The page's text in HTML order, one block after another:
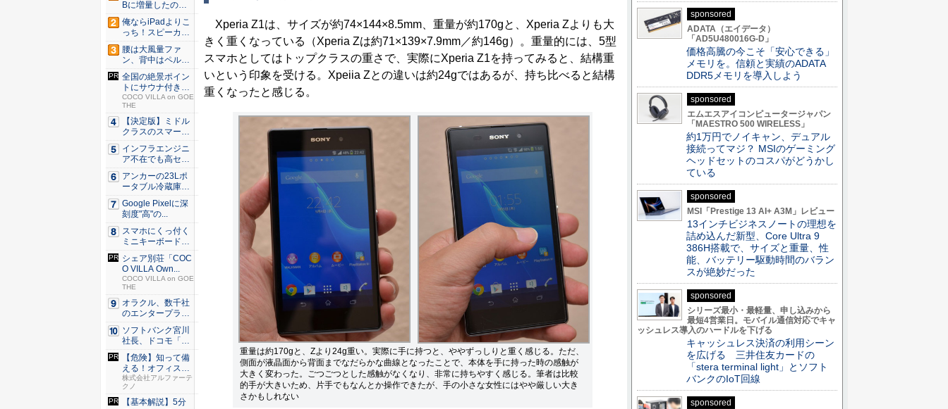
Xperia Z1は、サイズが約74×144×8.5mm、重量が約170gと、Xperia Zよりも大
きく重くなっている（Xperia Zは約71×139×7.9mm／約146g）。重量的には、5型
スマホとしてはトップクラスの重さで、実際にXperia Z1を持ってみると、結構重
いという印象を受ける。Xpeiia Zとの違いは約24gではあるが、持ち比べると結構
重くなったと感じる。
重量は約170gと、Zより24g重い。実際に手に持つと、ややずっしりと重く感じる。ただ、
側面が液晶面から背面までなだらかな曲線となったことで、本体を手に持った時の感触が
大きく変わった。ごつごつとした感触がなくなり、非常に持ちやすく感じる。筆者は比較
的手が大きいため、片手でもなんとか操作できたが、手の小さな女性にはやや厳しい大き
さかもしれない
Bに増量したの
か ...
俺ならiPadよりこ
っち！スピーカー
9個...
腰は大風量ファ
ン、背中はペルチ
ェ冷却。ダ...
全国の絶景ポイン
トにサウナ付きの
シェア別...
COCO VILLA on GOE
THE
【決定版】ミドル
クラスのスマート
フォンの...
インフラエンジニ
ア不在でも高セキ
ュリティ...
アンカーの23Lポ
ータブル冷蔵庫が
Ama...
Google Pixelに深
刻度"高"の...
スマホにくっ付く
ミニキーボード！
触ってわ...
シェア別荘「COC
O VILLA Own...
COCO VILLA on GOE
THE
オラクル、数千社
のエンタープライ
ズ・アプ...
ソフトバンク宮川
社長、ドコモ「ah
amo...
【危険】知って備
える！オフィスの
セキュリ...
株式会社アルファーテ
クノ
【基本解説】5分
sponsored
ADATA（エイデータ）
「AD5U480016G-D」
価格高騰の今こそ「安心できる」
メモリを。信頼と実績のADATA
DDR5メモリを導入しよう
sponsored
エムエスアイコンピュータージャパン
「MAESTRO 500 WIRELESS」
約1万円でノイキャン、デュアル
接続ってマジ？ MSIのゲーミング
ヘッドセットのコスパがどうかし
ている
sponsored
MSI「Prestige 13 AI+ A3M」レビュー
13インチビジネスノートの理想を
詰め込んだ新型、Core Ultra 9
386H搭載で、サイズと重量、性
能、バッテリー駆動時間のバラン
スが絶妙だった
sponsored
シリーズ最小・最軽量、申し込みから
最短4営業日。モバイル通信対応でキャ
ッシュレス導入のハードルを下げる
キャッシュレス決済の利用シーン
を広げる 三井住友カードの
「stera terminal light」とソフト
バンクのIoT回線
sponsored